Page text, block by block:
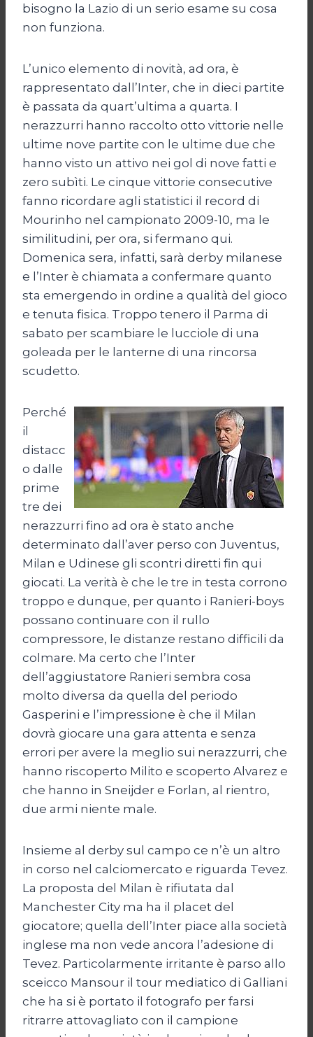
bisogno la Lazio di un serio esame su cosa
non funziona.
L’unico elemento di novità, ad ora, è
rappresentato dall’Inter, che in dieci partite
è passata da quart’ultima a quarta. I
nerazzurri hanno raccolto otto vittorie nelle
ultime nove partite con le ultime due che
hanno visto un attivo nei gol di nove fatti e
zero subìti. Le cinque vittorie consecutive
fanno ricordare agli statistici il record di
Mourinho nel campionato 2009-10, ma le
similitudini, per ora, si fermano qui.
Domenica sera, infatti, sarà derby milanese
e l’Inter è chiamata a confermare quanto
sta emergendo in ordine a qualità del gioco
e tenuta fisica. Troppo tenero il Parma di
sabato per scambiare le lucciole di una
goleada per le lanterne di una rincorsa
scudetto.
Perché
il
distacc
o dalle
prime
tre dei
nerazzurri fino ad ora è stato anche
determinato dall’aver perso con Juventus,
Milan e Udinese gli scontri diretti fin qui
giocati. La verità è che le tre in testa corrono
troppo e dunque, per quanto i Ranieri-boys
possano continuare con il rullo
compressore, le distanze restano difficili da
colmare. Ma certo che l’Inter
dell’aggiustatore Ranieri sembra cosa
molto diversa da quella del periodo
Gasperini e l’impressione è che il Milan
dovrà giocare una gara attenta e senza
errori per avere la meglio sui nerazzurri, che
hanno riscoperto Milito e scoperto Alvarez e
che hanno in Sneijder e Forlan, al rientro,
due armi niente male.
Insieme al derby sul campo ce n’è un altro
in corso nel calciomercato e riguarda Tevez.
La proposta del Milan è rifiutata dal
Manchester City ma ha il placet del
giocatore; quella dell’Inter piace alla società
inglese ma non vede ancora l’adesione di
Tevez. Particolarmente irritante è parso allo
sceicco Mansour il tour mediatico di Galliani
che ha si è portato il fotografo per farsi
ritrarre attovagliato con il campione